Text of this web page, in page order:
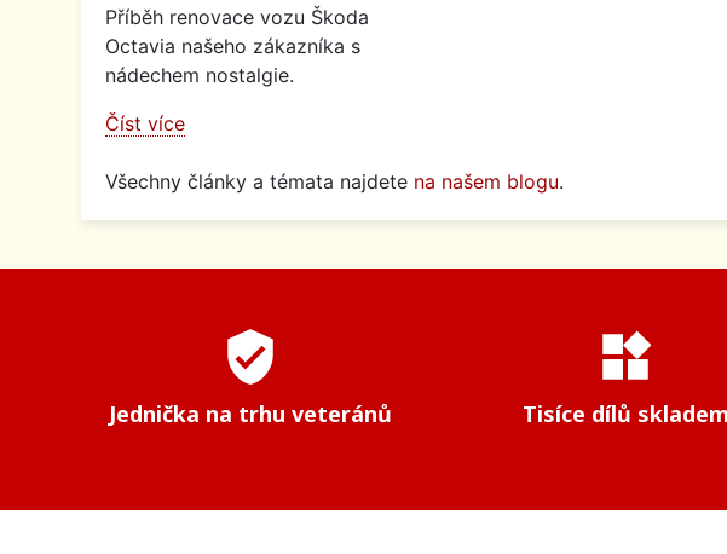
Příběh renovace vozu Škoda
Octavia našeho zákazníka s
nádechem nostalgie.
Číst více
Všechny články a témata najdete na našem blogu.
verified_user
Jednička na trhu veteránů
widgets
Tisíce dílů skladem